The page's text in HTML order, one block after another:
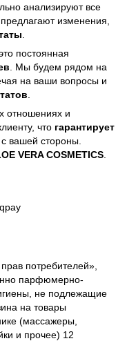
анализируют все
изменения,
постоянная
. Мы будем рядом на
на ваши вопросы и
отношениях и
что гарантирует
вашей стороны.
VERA COSMETICS
потребителей»,
парфюмерно-
не подлежащие
на товары
(массажеры,
и прочее) 12